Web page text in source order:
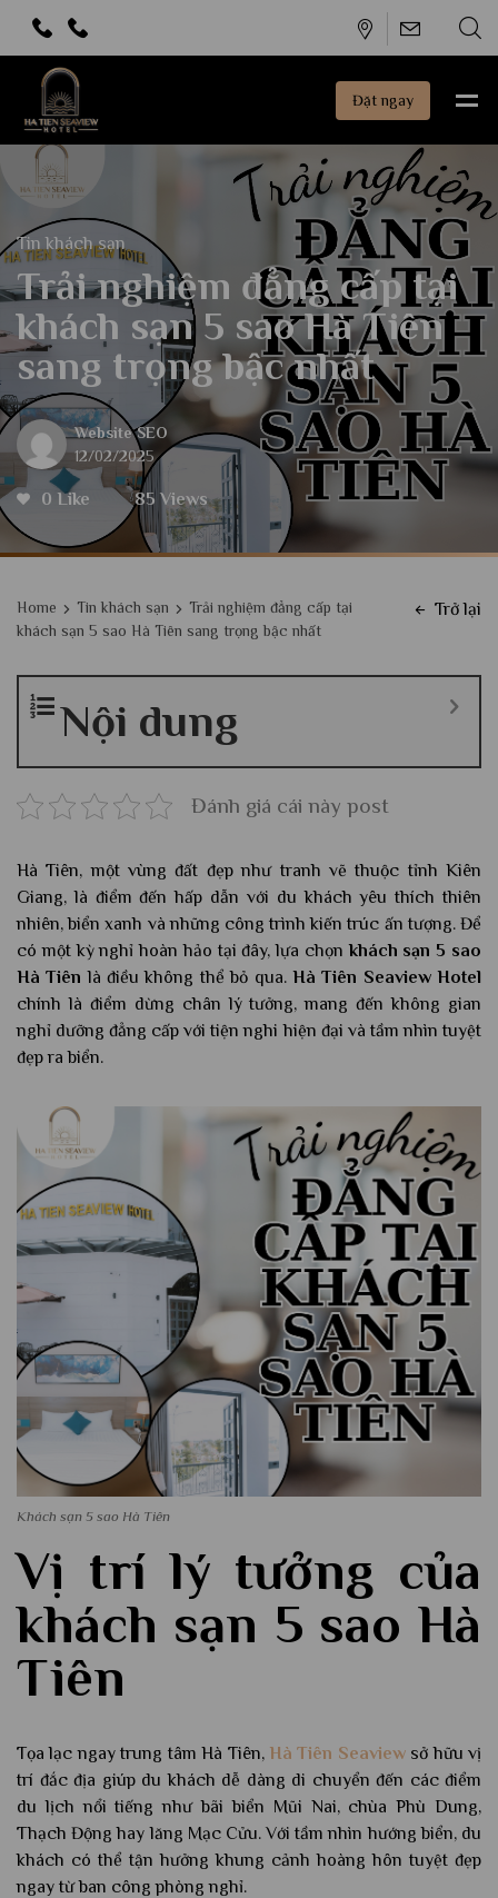
Đặt ngay
Tin khách sạn
Trải nghiệm đẳng cấp tại
khách sạn 5 sao Hà Tiên
sang trọng bậc nhất
Website SEO
12/02/2025
0 Like 85 Views
Home Tin khách sạn
Trải nghiệm đẳng cấp tại
khách sạn 5 sao Hà Tiên sang trọng bậc nhất
Trở lại
Nội dung
Đánh giá cái này post
Hà Tiên, một vùng đất đẹp như tranh vẽ thuộc tỉnh Kiên
Giang, là điểm đến hấp dẫn với du khách yêu thích thiên
nhiên, biển xanh và những công trình kiến trúc ấn tượng. Để
có một kỳ nghỉ hoàn hảo tại đây, lựa chọnkhách sạn 5 sao
Hà Tiên là điều không thể bỏ qua. Hà Tiên Seaview Hotel
chính là điểm dừng chân lý tưởng, mang đến không gian
nghỉ dưỡng đẳng cấp với tiện nghi hiện đại và tầm nhìn tuyệt
đẹp ra biển.
Khách sạn 5 sao Hà Tiên
Vị trí lý tưởng của
khách sạn 5 sao Hà
Tiên
Tọa lạc ngay trung tâm Hà Tiên, Hà Tiên Seaviewsở hữu vị
trí đắc địa giúp du khách dễ dàng di chuyển đến các điểm
du lịch nổi tiếng như bãi biển Mũi Nai, chùa Phù Dung,
Thạch Động hay lăng Mạc Cửu. Với tầm nhìn hướng biển, du
khách có thể tận hưởng khung cảnh hoàng hôn tuyệt đẹp
ngay từ ban công phòng nghỉ.